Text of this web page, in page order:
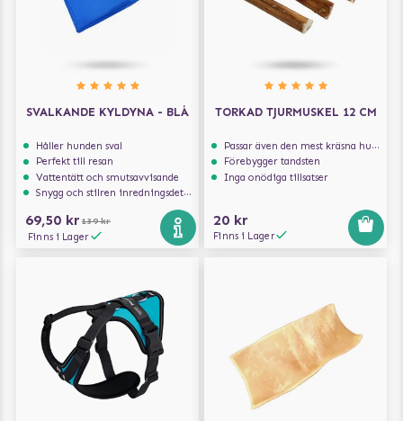
SVALKANDE KYLDYNA - BLÅ
Håller hunden sval
Perfekt till resan
Vattentätt och smutsavvisande
Snygg och stilren inredningsdetalj
69,50 kr 139 kr
Finns i Lager
TORKAD TJURMUSKEL 12 CM
Passar även den mest kräsna hunden
Förebygger tandsten
Inga onödiga tillsatser
20 kr
Finns i Lager